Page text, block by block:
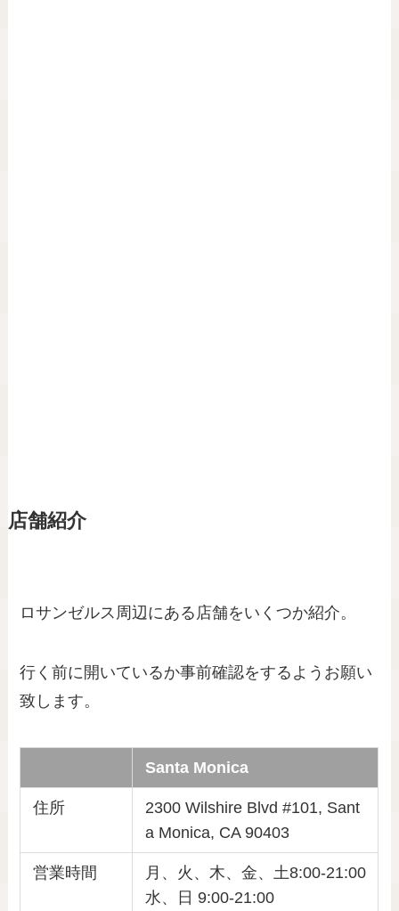
店舗紹介
ロサンゼルス周辺にある店舗をいくつか紹介。
行く前に開いているか事前確認をするようお願い
致します。
Santa Monica
住所
2300 Wilshire Blvd #101, Sant
a Monica, CA 90403
営業時間
月、火、木、金、土8:00-21:00
水、日 9:00-21:00